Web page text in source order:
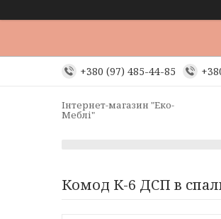
+380 (97) 485-44-85
Інтернет-магазин "Еко-
Меблі"
Комод К-6 ДСП в